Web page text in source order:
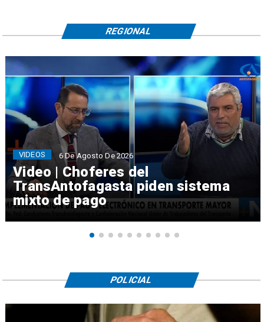
Video | Choferes del
TransAntofagasta piden sistema
mixto de pago
VIDEOS 6 De Agosto De 2026
REGIONAL
POLICIAL